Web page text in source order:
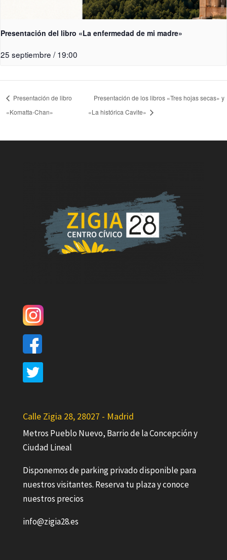
Presentación del libro «La enfermedad de mi madre»
25 septiembre / 19:00
Presentación de libro
«Komatta-Chan»
Presentación de los libros «Tres hojas secas» y
«La histórica Cavite»
Calle Zigia 28, 28027 - Madrid
Metros Pueblo Nuevo, Barrio de la Concepción y
Ciudad Lineal
Disponemos de parking privado disponible para
nuestros visitantes. Reserva tu plaza y conoce
nuestros precios
info@zigia28.es